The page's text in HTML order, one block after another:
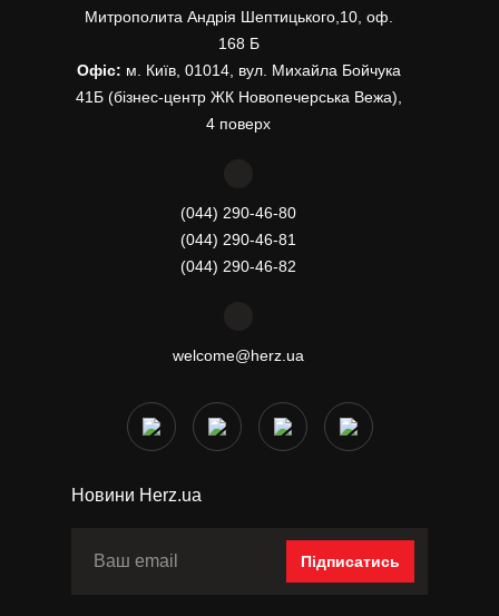
Митрополита Андрія Шептицького,10, оф.
168 Б
Офіс: м. Київ, 01014, вул. Михайла Бойчука
41Б (бізнес-центр ЖК Новопечерська Вежа),
4 поверх
(044) 290-46-80
(044) 290-46-81
(044) 290-46-82
welcome@herz.ua
Новини Herz.ua
Підписатись